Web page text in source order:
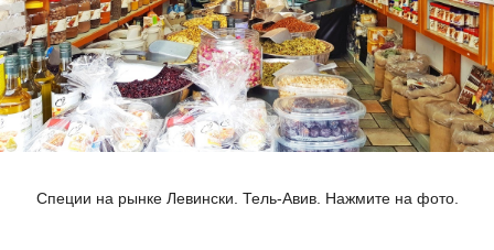
Специи на рынке Левински. Тель-Авив. Нажмите на фото.